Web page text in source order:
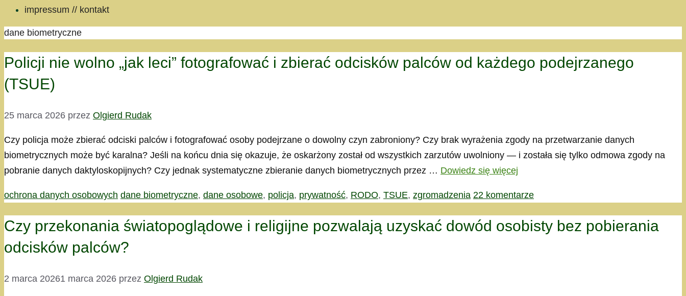
impressum // kontakt
dane biometryczne
Policji nie wolno „jak leci” fotografować i zbierać odcisków palców od każdego podejrzanego
(TSUE)
25 marca 2026 przez Olgierd Rudak
Czy policja może zbierać odciski palców i fotografować osoby podejrzane o dowolny czyn zabroniony? Czy brak wyrażenia zgody na przetwarzanie danych
biometrycznych może być karalna? Jeśli na końcu dnia się okazuje, że oskarżony został od wszystkich zarzutów uwolniony — i została się tylko odmowa zgody na
pobranie danych daktyloskopijnych? Czy jednak systematyczne zbieranie danych biometrycznych przez … Dowiedz się więcej
Kategorie
ochrona danych osobowych Tagi
dane biometryczne, dane osobowe, policja, prywatność, RODO, TSUE, zgromadzenia 22 komentarze
Czy przekonania światopoglądowe i religijne pozwalają uzyskać dowód osobisty bez pobierania
odcisków palców?
2 marca 20261 marca 2026 przez Olgierd Rudak